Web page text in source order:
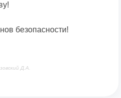
безопасности!
Д.А.